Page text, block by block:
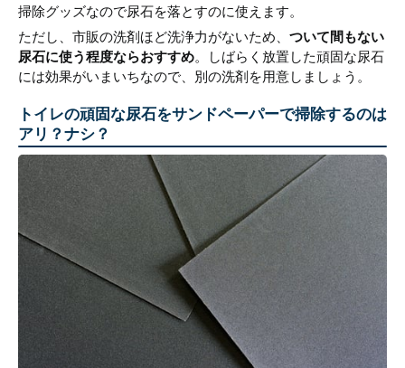
掃除グッズなので尿石を落とすのに使えます。
ただし、市販の洗剤ほど洗浄力がないため、 ついて間もない
尿石に使う程度ならおすすめ。しばらく放置した頑固な尿石
には効果がいまいちなので、別の洗剤を用意しましょう。
トイレの頑固な尿石をサンドペーパーで掃除するのは
アリ？ナシ？